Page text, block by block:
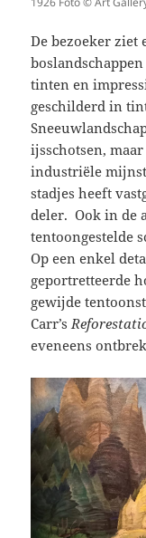
De bezoeker ziet
tinten en
geschilderd in
ijsschotsen,
industriële
stadjes heeft
deler. Ook in de
tentoongestelde
Op een enkel
geportretteerde
gewijde
Carr’s
eveneens